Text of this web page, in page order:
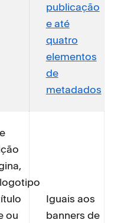
publicação
e até
quatro
elementos
de
metadados
ou
Iguais aos
banners de